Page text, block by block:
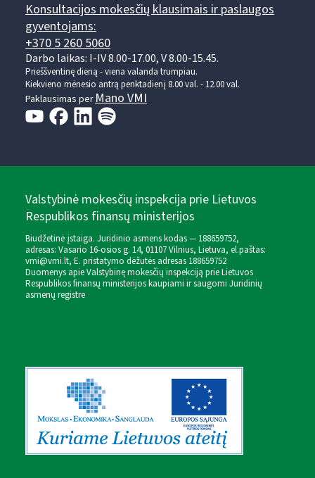
Konsultacijos mokesčių klausimais ir paslaugos
gyventojams:
+370 5 260 5060
Darbo laikas: I-IV 8.00-17.00, V 8.00-15.45.
Prieššventinę dieną - viena valanda trumpiau.
Kiekvieno mėnesio antrą penktadienį 8.00 val. - 12.00 val.
Paklausimas perMano VMI
Valstybinė mokesčių inspekcija prie Lietuvos
Respublikos finansų ministerijos
Biudžetinė įstaiga. Juridinio asmens kodas — 188659752,
adresas: Vasario 16-osios g. 14, 01107 Vilnius, Lietuva, el.paštas:
vmi@vmi.lt, E. pristatymo dėžutės adresas 188659752
Duomenys apie Valstybinę mokesčių inspekciją prie Lietuvos
Respublikos finansų ministerijos kaupiami ir saugomi Juridinių
asmenų registre